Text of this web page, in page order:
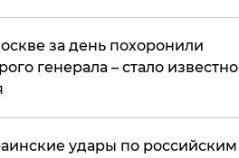
за день похоронили
генерала – стало известно
удары по российским